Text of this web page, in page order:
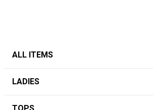
ALL ITEMS
LADIES